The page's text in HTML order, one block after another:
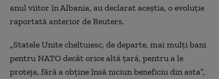
anul viitor în Albania, au declarat aceștia, o evoluție
raportată anterior de Reuters.
„Statele Unite cheltuiesc, de departe, mai mulți bani
pentru NATO decât orice altă țară, pentru a le
proteja, fără a obține însă niciun beneficiu din asta”,